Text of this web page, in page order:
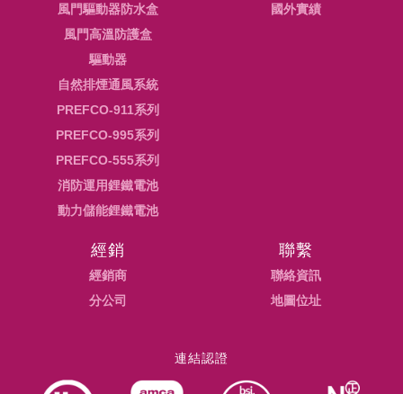
風門驅動器防水盒
風門高溫防護盒
驅動器
自然排煙通風系統
PREFCO-911系列
PREFCO-995系列
PREFCO-555系列
消防運用鋰鐵電池
動力儲能鋰鐵電池
國外實績
經銷
經銷商
分公司
聯繫
聯絡資訊
地圖位址
連結認證